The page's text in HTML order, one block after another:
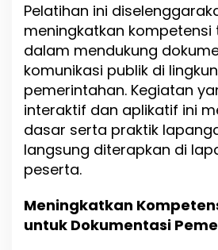
A
d
a
k
a
n
e
l
a
a
n
Pelatihan ini
meningkatkan kompetensi
dalam mendukung
komunikasi publik di
pemerintahan. Kegiatan
interaktif dan aplikatif ini
dasar serta praktik
langsung diterapkan di
peserta.
Meningkatkan
untuk Dokumentasi